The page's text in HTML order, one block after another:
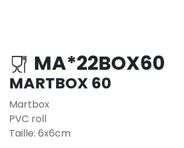
MA*22BOX60
MARTBOX 60
Martbox
PVC roll
Taille: 6x6cm